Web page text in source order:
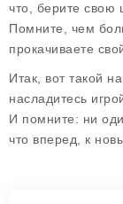
что, берите свою
Помните, чем
прокачиваете
Итак, вот такой
насладитесь
И помните: ни
что вперед, к